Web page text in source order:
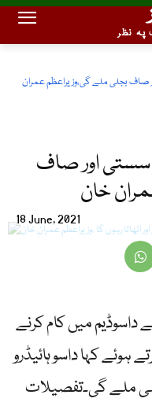
نظر
صاف بجلی ملے گی،وزیراعظم عمران
سستی اور صاف
خان
18 June, 2021
داسوڈیم میں کام کرنے
ہوئے کہا داسو ہائیڈرو
ملے گی۔تفصیلات